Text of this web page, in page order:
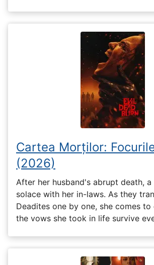
Cartea Morților:
(2026)
After her husband's abrupt death, a
solace with her in-laws. As they
Deadites one by one, she comes
the vows she took in life survive